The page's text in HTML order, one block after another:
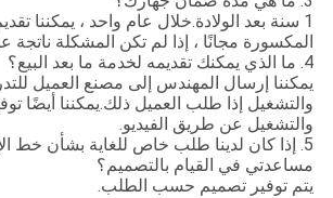
1 سنة بعد الولادة.خلال عام واحد ، يمكننا
المكسورة مجانًا ، إذا لم تكن المشكلة
4. ما الذي يمكنك تقديمه لخدمة ما بعد البيع؟
يمكننا إرسال المهندس إلى مصنع العميل
والتشغيل إذا طلب العميل ذلك.يمكننا أيضًا
والتشغيل عن طريق الفيديو.
5. إذا كان لدينا طلب خاص للغاية بشأن خط
مساعدتي في القيام بالتصميم؟
يتم توفير تصميم حسب الطلب.